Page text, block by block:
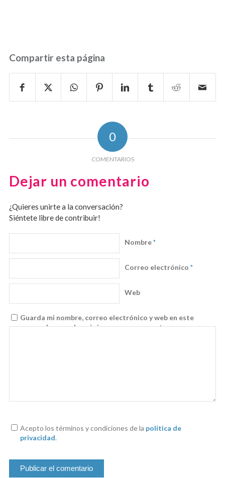
Compartir esta página
0
COMENTARIOS
Dejar un comentario
¿Quieres unirte a la conversación?
Siéntete libre de contribuir!
Nombre*
Correo electrónico *
Web
Guarda mi nombre, correo electrónico y web en este
navegador para la próxima vez que comente.
Acepto los términos y condiciones de la política de
privacidad.